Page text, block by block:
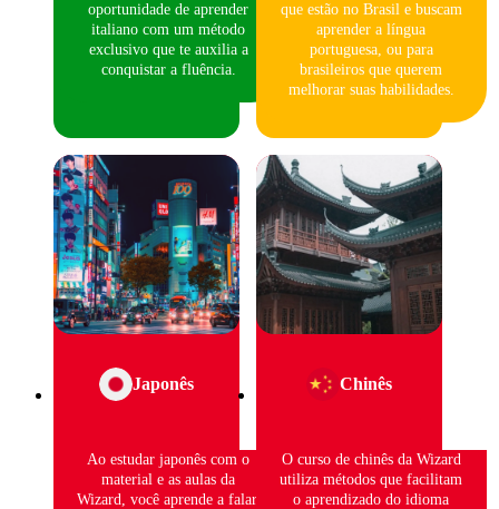
oportunidade de aprender
italiano com um método
exclusivo que te auxilia a
conquistar a fluência.
que estão no Brasil e buscam
aprender a língua
portuguesa, ou para
brasileiros que querem
melhorar suas habilidades.
Japonês
Ao estudar japonês com o
material e as aulas da
Wizard, você aprende a falar,
Chinês
O curso de chinês da Wizard
utiliza métodos que facilitam
o aprendizado do idioma